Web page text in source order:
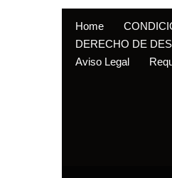
Home
DERECHO DE
Aviso Legal